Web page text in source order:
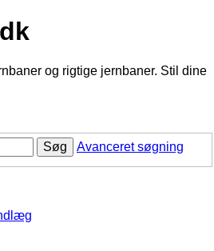
og rigtige jernbaner. Stil dine
Søg Avanceret søgning